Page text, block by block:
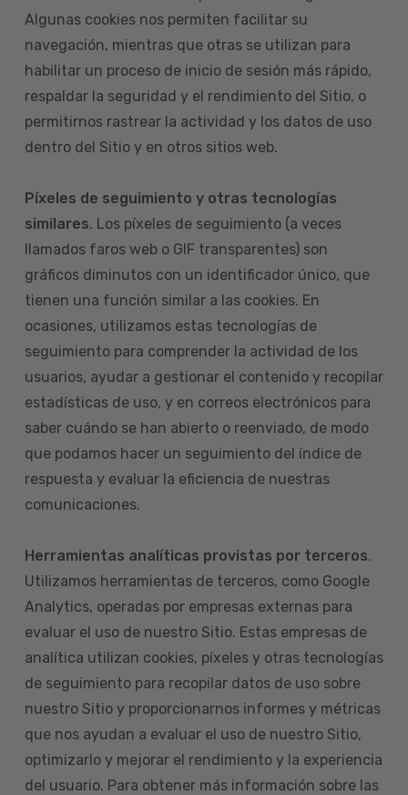
Algunas cookies nos permiten facilitar su
navegación, mientras que otras se utilizan para
habilitar un proceso de inicio de sesión más rápido,
respaldar la seguridad y el rendimiento del Sitio, o
permitirnos rastrear la actividad y los datos de uso
dentro del Sitio y en otros sitios web.
Píxeles de seguimiento y otras tecnologías
similares. Los píxeles de seguimiento (a veces
llamados faros web o GIF transparentes) son
gráficos diminutos con un identificador único, que
tienen una función similar a las cookies. En
ocasiones, utilizamos estas tecnologías de
seguimiento para comprender la actividad de los
usuarios, ayudar a gestionar el contenido y recopilar
estadísticas de uso, y en correos electrónicos para
saber cuándo se han abierto o reenviado, de modo
que podamos hacer un seguimiento del índice de
respuesta y evaluar la eficiencia de nuestras
comunicaciones.
Herramientas analíticas provistas por terceros.
Utilizamos herramientas de terceros, como Google
Analytics, operadas por empresas externas para
evaluar el uso de nuestro Sitio. Estas empresas de
analítica utilizan cookies, píxeles y otras tecnologías
de seguimiento para recopilar datos de uso sobre
nuestro Sitio y proporcionarnos informes y métricas
que nos ayudan a evaluar el uso de nuestro Sitio,
optimizarlo y mejorar el rendimiento y la experiencia
del usuario. Para obtener más información sobre las